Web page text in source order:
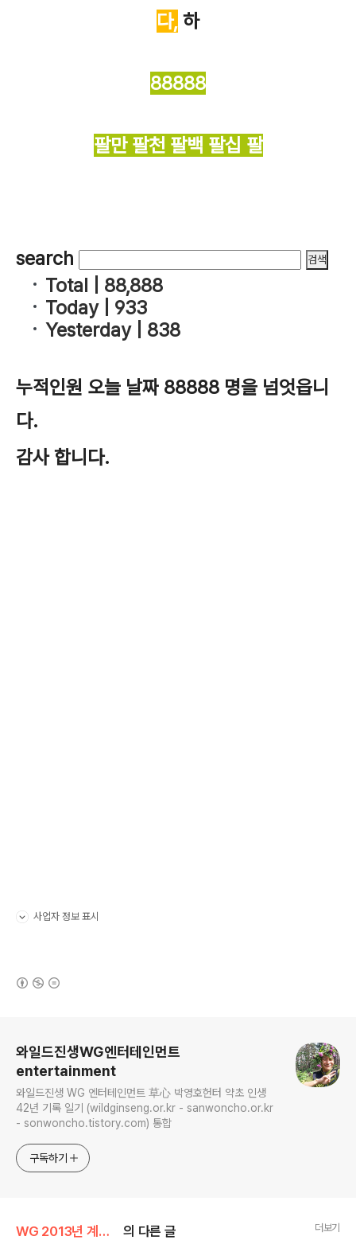
다, 하
88888
팔만 팔천 팔백 팔십 팔
search
Total | 88,888
Today | 933
Yesterday | 838
누적인원 오늘 날짜 88888 명을 넘엇읍니
다.
감사 합니다.
사업자 정보 표시
와일드진생WG엔터테인먼트
entertainment
와일드진생 WG 엔터테인먼트 草心 박영호헌터 약초 인생
42년 기록 일기 (wildginseng.or.kr - sanwoncho.or.kr
- sonwoncho.tistory.com) 통합
구독하기
WG 2013년 계사년 기록 의 다른 글 더보기